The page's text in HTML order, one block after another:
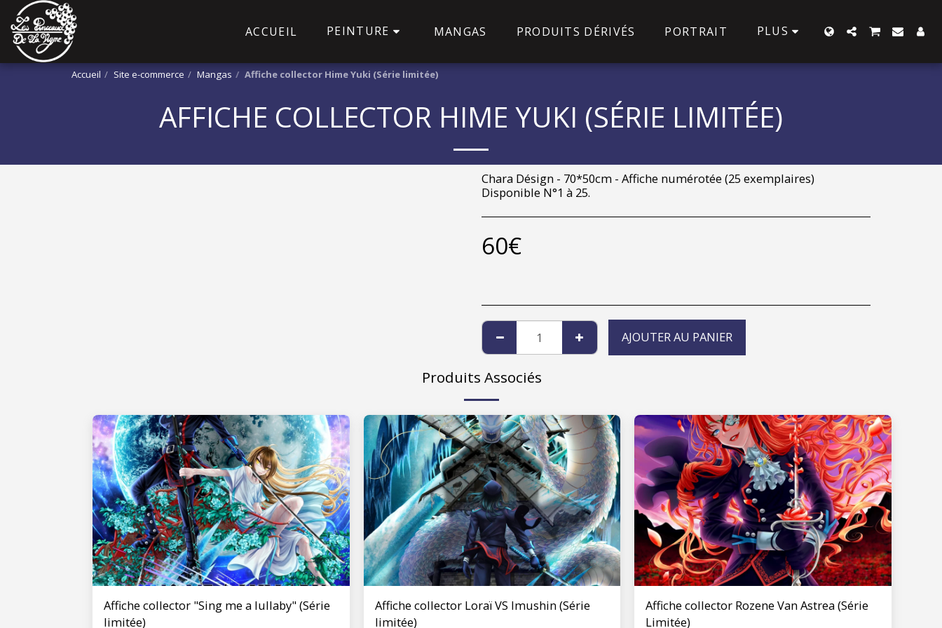
ACCUEIL PEINTURE MANGAS PRODUITS DÉRIVÉS PORTRAIT PLUS
Accueil Site e-commerce Mangas Affiche collector Hime Yuki (Série limitée)
AFFICHE COLLECTOR HIME YUKI (SÉRIE LIMITÉE)
Chara Désign - 70*50cm - Affiche numérotée (25 exemplaires)
Disponible N°1 à 25.
60€
AJOUTER AU PANIER
Produits Associés
Affiche collector "Sing me a lullaby" (Série
limitée)
Affiche collector Loraï VS Imushin (Série
limitée)
Affiche collector Rozene Van Astrea (Série
Limitée)